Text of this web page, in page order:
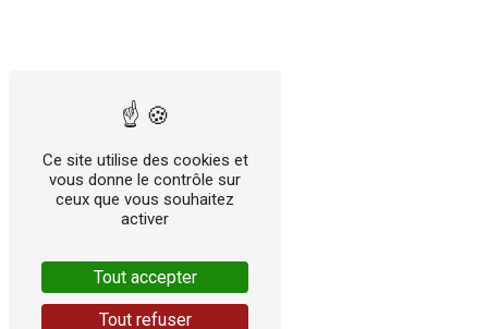
Ce site utilise des cookies et
vous donne le contrôle sur
ceux que vous souhaitez
activer
Tout accepter
Tout refuser